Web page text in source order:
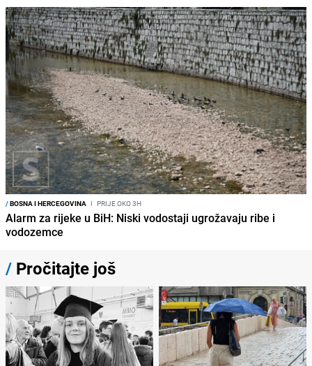
/BOSNA I HERCEGOVINA I PRIJE OKO 3H
Alarm za rijeke u BiH: Niski vodostaji ugrožavaju ribe i
vodozemce
/ Pročitajte još